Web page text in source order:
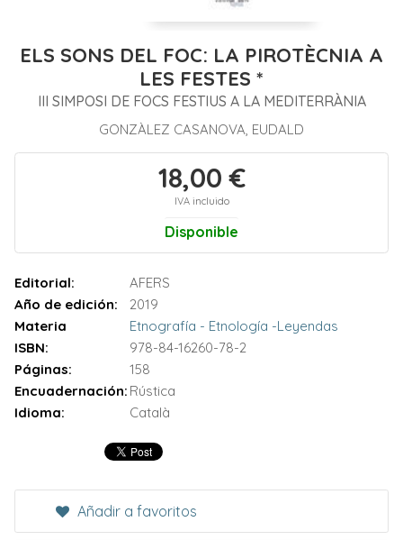
ELS SONS DEL FOC: LA PIROTÈCNIA A
LES FESTES *
III SIMPOSI DE FOCS FESTIUS A LA MEDITERRÀNIA
GONZÀLEZ CASANOVA, EUDALD
18,00 €
IVA incluido
Disponible
Editorial:
AFERS
Año de edición:
2019
Materia
Etnografía - Etnología -Leyendas
ISBN:
978-84-16260-78-2
Páginas:
158
Encuadernación: Rústica
Idioma:
Català
Añadir a favoritos